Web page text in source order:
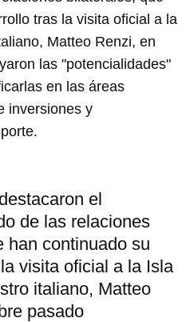
tras la visita oficial a la
Matteo Renzi, en
las "potencialidades"
en las áreas
inversiones y
el
de las relaciones
han continuado su
visita oficial a la Isla
italiano, Matteo
pasado